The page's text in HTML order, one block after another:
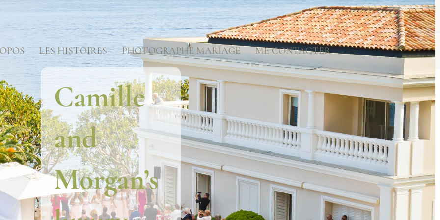
LES HISTOIRES PHOTOGRAPHE MARIAGE ME CONTACTER
Camille
and
Morgan’s